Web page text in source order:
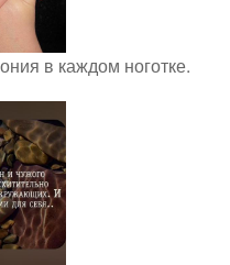
в каждом ноготке.